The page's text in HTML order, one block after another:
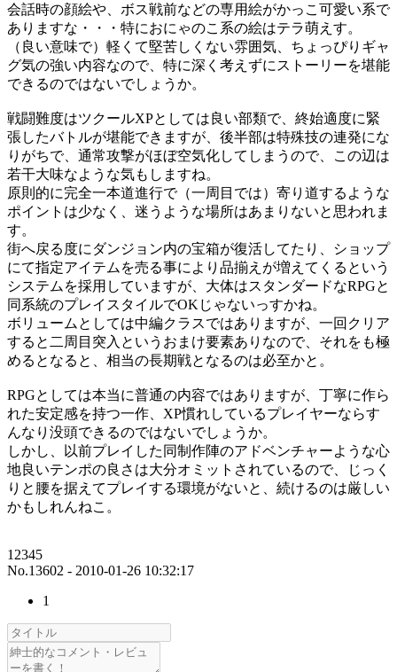
会話時の顔絵や、ボス戦前などの専用絵がかっこ可愛い系で
ありますな・・・特におにゃのこ系の絵はテラ萌えす。
（良い意味で）軽くて堅苦しくない雰囲気、ちょっぴりギャ
グ気の強い内容なので、特に深く考えずにストーリーを堪能
できるのではないでしょうか。
戦闘難度はツクールXPとしては良い部類で、終始適度に緊
張したバトルが堪能できますが、後半部は特殊技の連発にな
りがちで、通常攻撃がほぼ空気化してしまうので、この辺は
若干大味なような気もしますね。
原則的に完全一本道進行で（一周目では）寄り道するような
ポイントは少なく、迷うような場所はあまりないと思われま
す。
街へ戻る度にダンジョン内の宝箱が復活してたり、ショップ
にて指定アイテムを売る事により品揃えが増えてくるという
システムを採用していますが、大体はスタンダードなRPGと
同系統のプレイスタイルでOKじゃないっすかね。
ボリュームとしては中編クラスではありますが、一回クリア
すると二周目突入というおまけ要素ありなので、それをも極
めるとなると、相当の長期戦となるのは必至かと。
RPGとしては本当に普通の内容ではありますが、丁寧に作ら
れた安定感を持つ一作、XP慣れしているプレイヤーならす
んなり没頭できるのではないでしょうか。
しかし、以前プレイした同制作陣のアドベンチャーような心
地良いテンポの良さは大分オミットされているので、じっく
りと腰を据えてプレイする環境がないと、続けるのは厳しい
かもしれんねこ。
12345
No.13602 - 2010-01-26 10:32:17
1